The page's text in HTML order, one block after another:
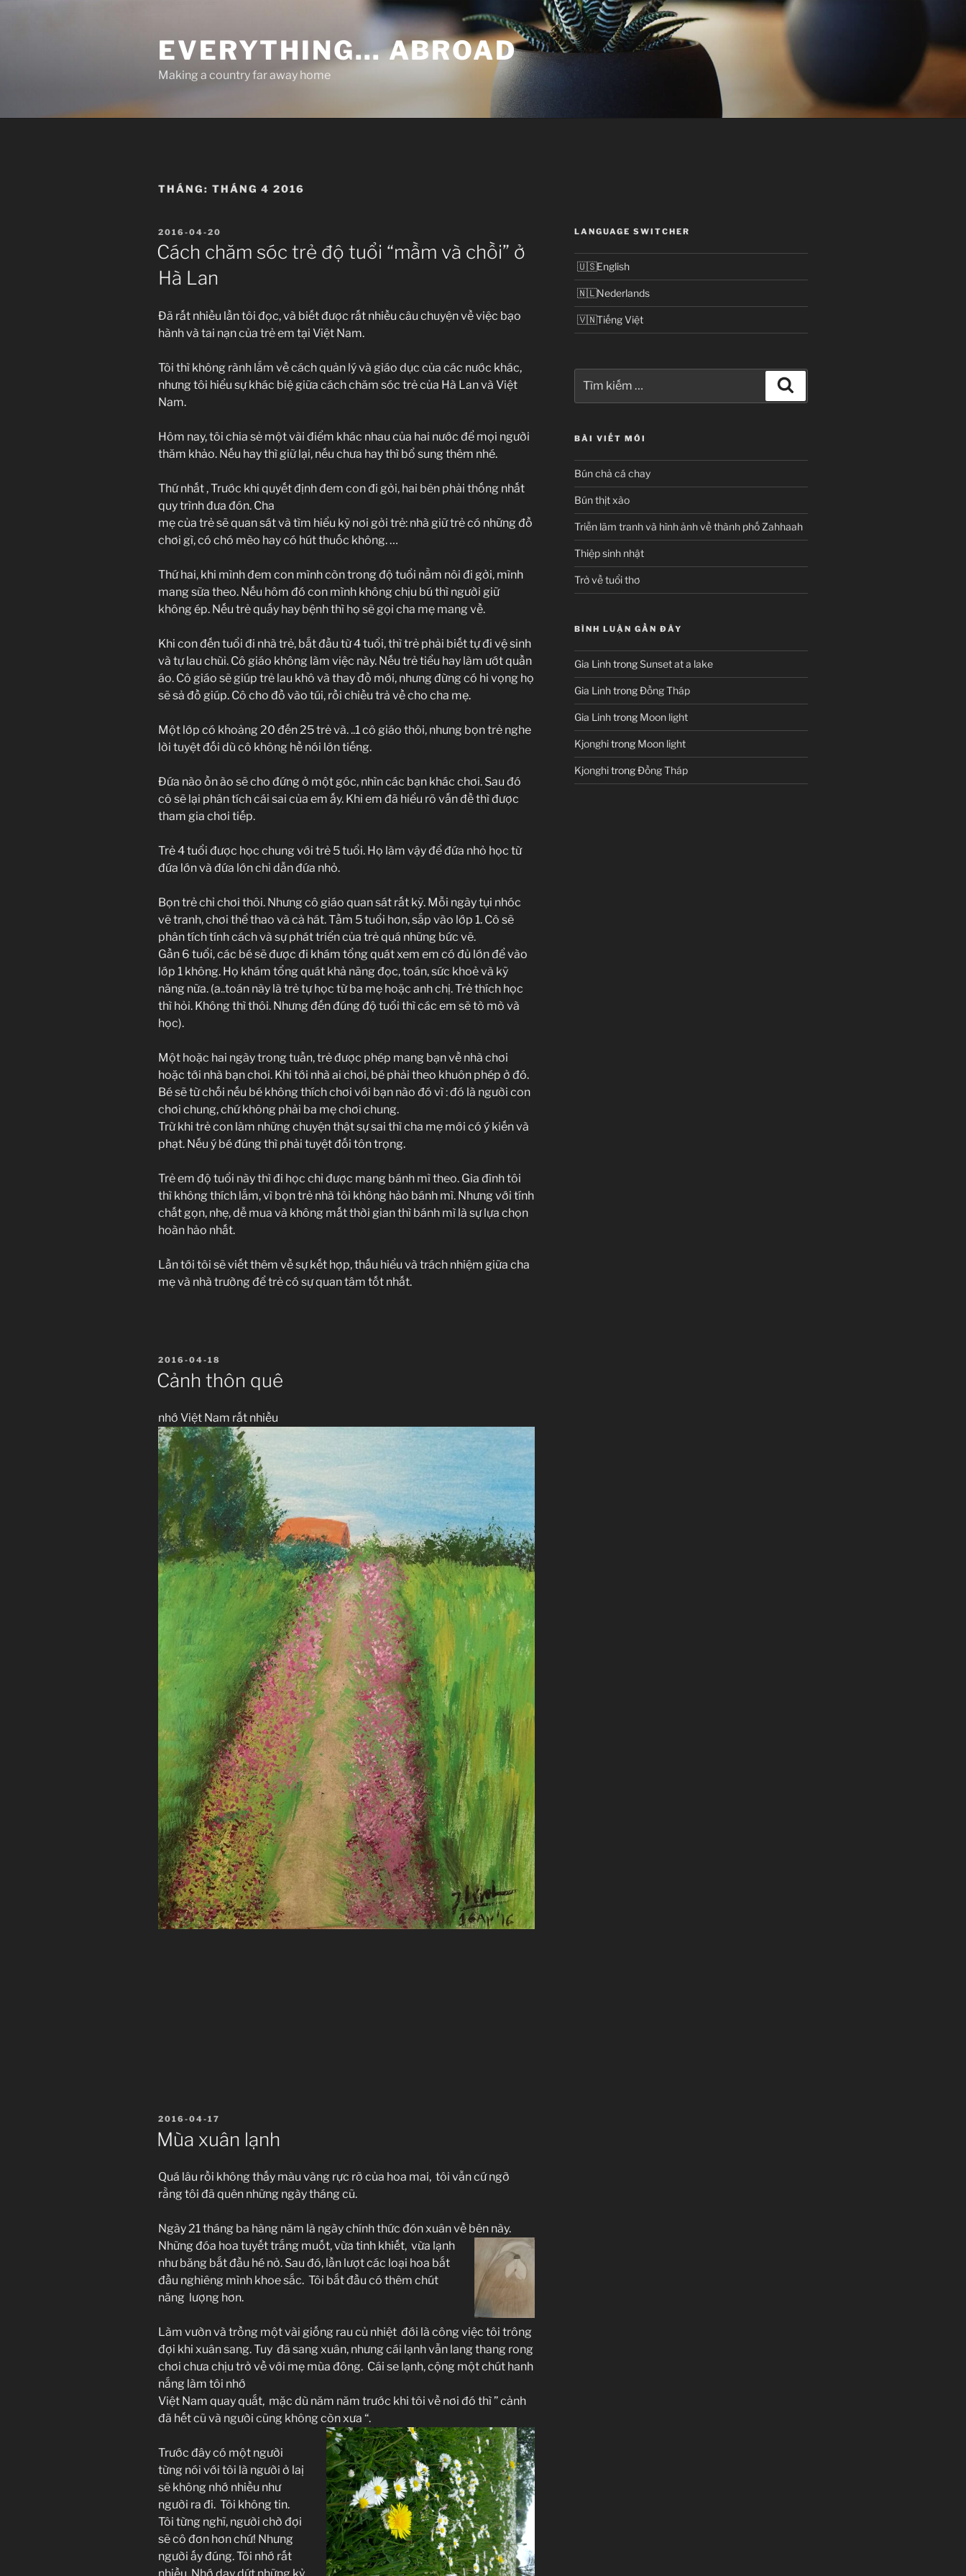
EVERYTHING… ABROAD
Making a country far away home
THÁNG: THÁNG 4 2016
ĐĂNG
TRONG
2016-04-20
Cách chăm sóc trẻ độ tuổi “mầm và chồi” ở
Hà Lan
Đã rất nhiều lần tôi đọc, và biết được rất nhiều câu chuyện về việc bạo
hành và tai nạn của trẻ em tại Việt Nam.
Tôi thì không rành lắm về cách quản lý và giáo dục của các nước khác,
nhưng tôi hiểu sự khác biệ giữa cách chăm sóc trẻ của Hà Lan và Việt
Nam.
Hôm nay, tôi chia sẻ một vài điểm khác nhau của hai nước để mọi người
thăm khảo. Nếu hay thì giữ lại, nếu chưa hay thì bổ sung thêm nhé.
Thứ nhất , Trước khi quyết định đem con đi gởi, hai bên phải thống nhất
quy trình đưa đón. Cha
mẹ của trẻ sẽ quan sát và tìm hiểu kỹ nơi gởi trẻ: nhà giữ trẻ có những đồ
chơi gì, có chó mèo hay có hút thuốc không. …
Thứ hai, khi mình đem con mình còn trong độ tuổi nằm nôi đi gởi, mình
mang sữa theo. Nếu hôm đó con mình không chịu bú thì người giữ
không ép. Nếu trẻ quấy hay bệnh thì họ sẽ gọi cha mẹ mang về.
Khi con đến tuổi đi nhà trẻ, bắt đầu từ 4 tuổi, thì trẻ phải biết tự đi vệ sinh
và tự lau chùi. Cô giáo không làm việc này. Nếu trẻ tiểu hay làm ướt quần
áo. Cô giáo sẽ giúp trẻ lau khô và thay đồ mới, nhưng đừng có hi vọng họ
sẽ sả đồ giúp. Cô cho đồ vào túi, rồi chiều trả về cho cha mẹ.
Một lớp có khoảng 20 đến 25 trẻ và. ..1 cô giáo thôi, nhưng bọn trẻ nghe
lời tuyệt đối dù cô không hề nói lớn tiếng.
Đứa nào ồn ào sẽ cho đứng ở một góc, nhìn các bạn khác chơi. Sau đó
cô sẽ lại phân tích cái sai của em ấy. Khi em đã hiểu rõ vấn đề thì được
tham gia chơi tiếp.
Trẻ 4 tuổi được học chung với trẻ 5 tuổi. Họ làm vậy để đứa nhỏ học từ
đứa lớn và đứa lớn chỉ dẫn đứa nhỏ.
Bọn trẻ chỉ chơi thôi. Nhưng cô giáo quan sát rất kỹ. Mỗi ngày tụi nhóc
vẽ tranh, chơi thể thao và cả hát. Tầm 5 tuổi hơn, sắp vào lớp 1. Cô sẽ
phân tích tính cách và sự phát triển của trẻ quá những bức vẽ.
Gần 6 tuổi, các bé sẽ được đi khám tổng quát xem em có đủ lớn để vào
lớp 1 không. Họ khám tổng quát khả năng đọc, toán, sức khoẻ và kỹ
năng nữa. (a..toán này là trẻ tự học từ ba mẹ hoặc anh chị. Trẻ thích học
thì hỏi. Không thì thôi. Nhưng đến đúng độ tuổi thì các em sẽ tò mò và
học).
Một hoặc hai ngày trong tuần, trẻ được phép mang bạn về nhà chơi
hoặc tới nhà bạn chơi. Khi tới nhà ai chơi, bé phải theo khuôn phép ở đó.
Bé sẽ từ chối nếu bé không thích chơi với bạn nào đó vì : đó là người con
chơi chung, chứ không phải ba mẹ chơi chung.
Trừ khi trẻ con làm những chuyện thật sự sai thì cha mẹ mới có ý kiến và
phạt. Nếu ý bé đúng thì phải tuyệt đối tôn trọng.
Trẻ em độ tuổi này thì đi học chỉ được mang bánh mì theo. Gia đình tôi
thì không thích lắm, vì bọn trẻ nhà tôi không hảo bánh mì. Nhưng với tính
chất gọn, nhẹ, dễ mua và không mất thời gian thì bánh mì là sự lựa chọn
hoàn hảo nhất.
Lần tới tôi sẽ viết thêm về sự kết hợp, thấu hiểu và trách nhiệm giữa cha
mẹ và nhà trường để trẻ có sự quan tâm tốt nhất.
ĐĂNG
2016-04-18
Cảnh thôn quê
nhớ Việt Nam rất nhiều
ĐĂNG
TRONG
2016-04-17
Mùa xuân lạnh
Quá lâu rồi không thấy màu vàng rực rỡ của hoa mai, tôi vẫn cứ ngỡ
rằng tôi đã quên những ngày tháng cũ.
Ngày 21 tháng ba hàng năm là ngày chính thức đón xuân về bên này.
Những đóa hoa tuyết trắng muốt, vừa tinh khiết, vừa lạnh
như băng bắt đầu hé nở. Sau đó, lần lượt các loại hoa bắt
đầu nghiêng mình khoe sắc. Tôi bắt đầu có thêm chút
năng lượng hơn.
Làm vườn và trồng một vài giống rau củ nhiệt đới là công việc tôi trông
đợi khi xuân sang. Tuy đã sang xuân, nhưng cái lạnh vẫn lang thang rong
chơi chưa chịu trở về với mẹ mùa đông. Cái se lạnh, cộng một chút hanh
nắng làm tôi nhớ
Việt Nam quay quắt, mặc dù năm năm trước khi tôi về nơi đó thì ” cảnh
đã hết cũ và người cũng không còn xưa “.
Trước đây có một người
từng nói với tôi là người ở laị
sẽ không nhớ nhiều như
người ra đi. Tôi không tin.
Tôi từng nghĩ, người chờ đợi
sẽ cô đơn hơn chứ! Nhưng
người ấy đúng. Tôi nhớ rất
LANGUAGE SWITCHER
English
Nederlands
Tiếng Việt
kiếm:
kiếm
BÀI VIẾT MỚI
Bún chả cá chay
Bún thịt xào
Triễn lãm tranh và hình ảnh về thành phố Zahhaah
Thiệp sinh nhật
Trở về tuổi thơ
BÌNH LUẬN GẦN ĐÂY
Gia LinhtrongSunset at a lake
Gia LinhtrongĐồng Tháp
Gia Linhtrong Moon light
Kjonghitrong Moon light
KjonghitrongĐồng Tháp